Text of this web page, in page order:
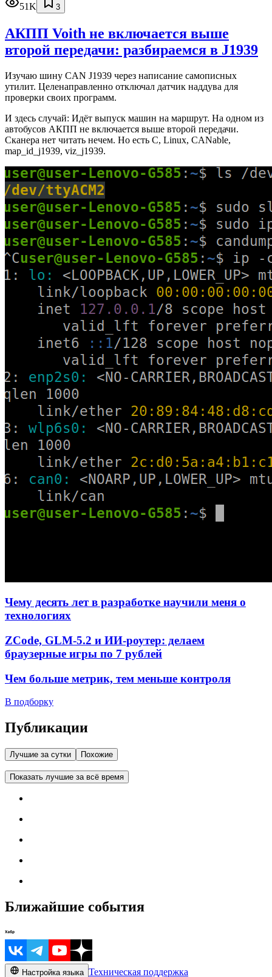
51K
3
АКПП Voith не включается выше
второй передачи: разбираемся в J1939
Изучаю шину CAN J1939 через написание самописных
утилит. Целенаправленно отключал датчик наддува для
проверки своих программ.
И здесь случай: Идёт выпуск машин на маршрут. На одном из
автобусов АКПП не включается выше второй передачи.
Сканера нет читать нечем. Но есть C, Linux, CANable,
map_id_j1939, viz_j1939.
Чему десять лет в разработке научили меня о
технологиях
ZCode, GLM-5.2 и ИИ-роутер: делаем
браузерные игры по 7 рублей
Чем больше метрик, тем меньше контроля
В подборку
Публикации
Лучшие за сутки Похожие
Показать лучшие за всё время
Ближайшие события
Настройка языка Техническая поддержка